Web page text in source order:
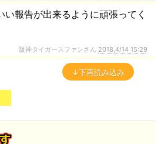
い報告が出来るように頑張ってく
阪神タイガースファンさん 2018,4/14 15:29
↓下再読み込み